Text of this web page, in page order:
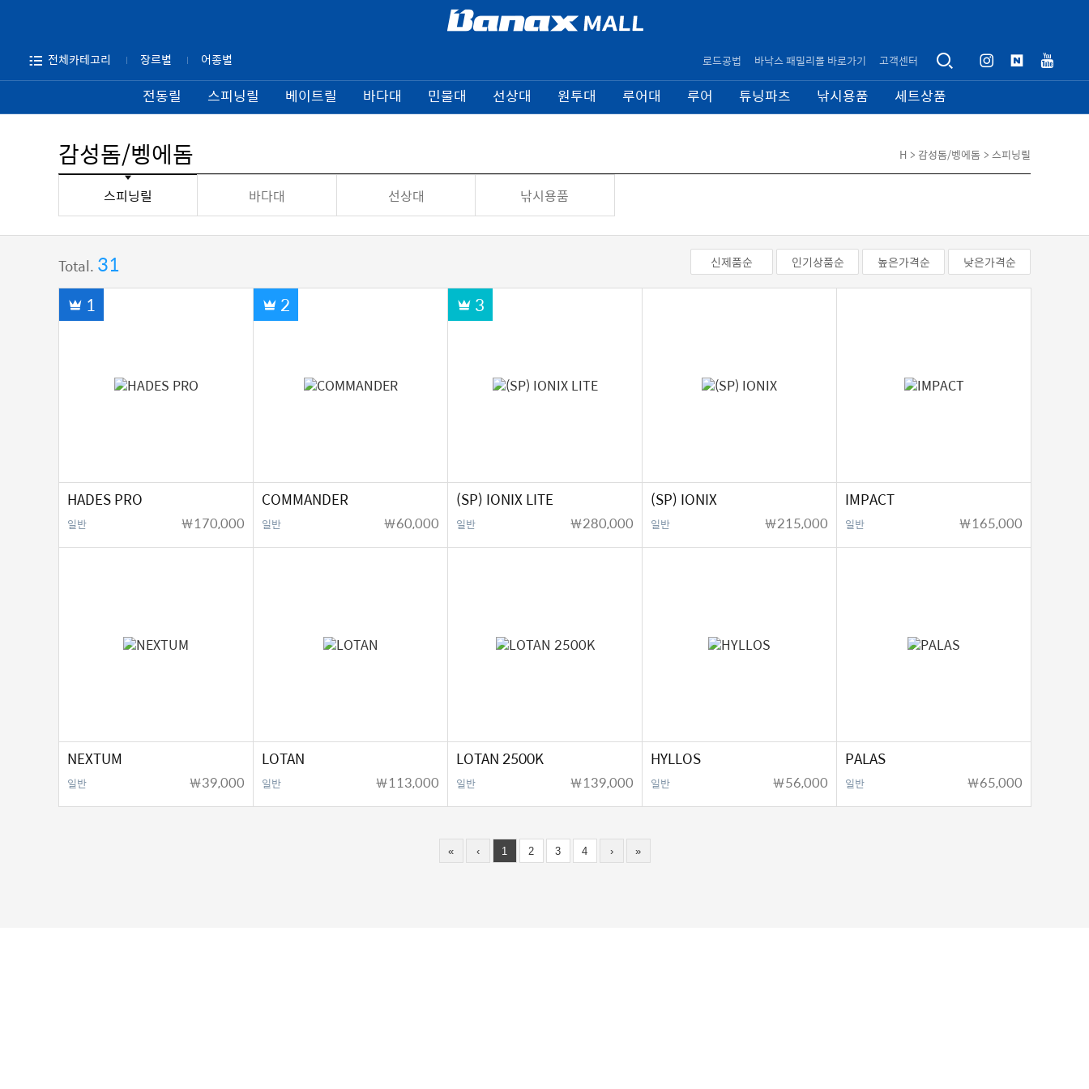
전체카테고리 장르별 어종별 로드공법 바낙스 패밀리몰 바로가기 고객센터
전동릴 스피닝릴 베이트릴 바다대 민물대 선상대 원투대 루어대 루어 튜닝파츠 낚시용품 세트상품
감성돔/벵에돔 H > 감성돔/벵에돔> 스피닝릴
스피닝릴 바다대 선상대 낚시용품
Total. 31 신제품순 인기상품순 높은가격순 낮은가격순
1
HADES PRO
일반 ￦170,000
2
COMMANDER
일반 ￦60,000
3
(SP) IONIX LITE
일반 ￦280,000
(SP) IONIX
일반 ￦215,000
IMPACT
일반 ￦165,000
NEXTUM
일반 ￦39,000
LOTAN
일반 ￦113,000
LOTAN 2500K
일반 ￦139,000
HYLLOS
일반 ￦56,000
PALAS
일반 ￦65,000
« ‹ 1 2 3 4 › »